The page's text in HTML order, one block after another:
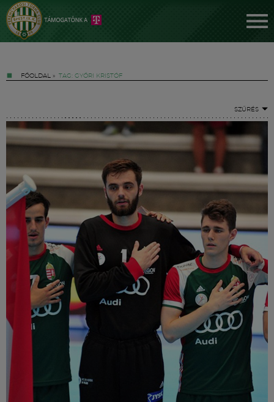
FŐOLDAL » TAG: GYŐRI KRISTÓF
SZŰRÉS
Jegyek
FM YouTube +
Hírek
Labdarúgás
Szakosztályok
Meccscenter